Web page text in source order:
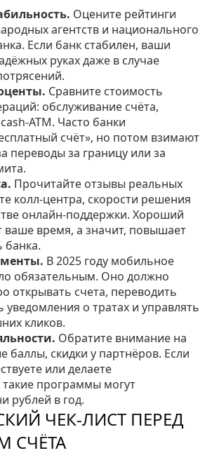
Оцените рейтинги
агентств и национального
Если банк стабилен, ваши
руках даже в случае
Сравните стоимость
обслуживание счёта,
Часто банки
счёт», но потом взимают
переводы за границу или за
Прочитайте отзывы реальных
колл‑центра, скорости решения
онлайн‑поддержки. Хороший
ваше время, а значит, повышает
В 2025 году мобильное
обязательным. Оно должно
открывать счета, переводить
уведомления о тратах и управлять
кликов.
Обратите внимание на
баллы, скидки у партнёров. Если
или делаете
такие программы могут
рублей в год.
ЧЕК‑ЛИСТ ПЕРЕД
СЧЁТА